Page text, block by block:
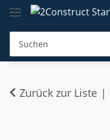
Zurück zur Liste